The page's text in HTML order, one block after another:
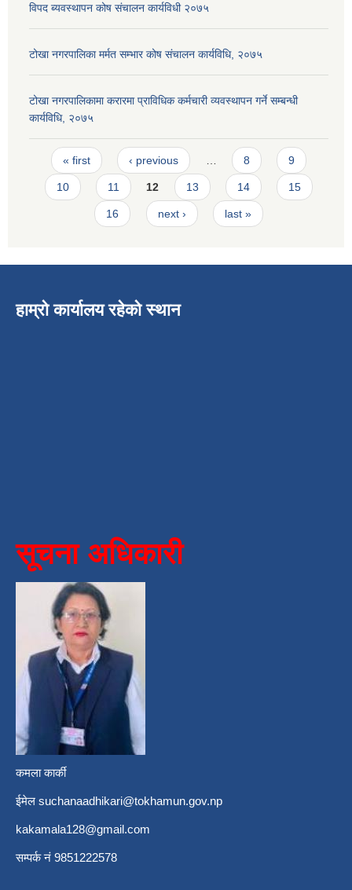
विपद ब्यवस्थापन कोष संचालन कार्यविधी २०७५
टोखा नगरपालिका मर्मत सम्भार कोष संचालन कार्यविधि, २०७५
टोखा नगरपालिकामा करारमा प्राविधिक कर्मचारी व्यवस्थापन गर्ने सम्बन्धी
कार्यविधि, २०७५
Pages
« first ‹ previous … 8 9
10 11 12 13 14 15
16 next › last »
हाम्रो कार्यालय रहेको स्थान
सूचना अधिकारी
कमला कार्की
ईमेल suchanaadhikari@tokhamun.gov.np
kakamala128@gmail.com
सम्पर्क नं 9851222578